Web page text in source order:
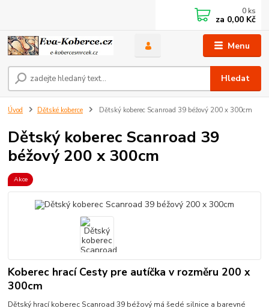
Menu
Hledat
0 ks
za 0,00 Kč
Úvod Dětské koberce Dětský koberec Scanroad 39 béžový 200 x 300cm
Dětský koberec Scanroad 39
béžový 200 x 300cm
Akce
Koberec hrací Cesty pre autíčka v rozměru 200 x
300cm
Dětský hrací koberec Scanroad 39 béžový má šedé silnice a barevné